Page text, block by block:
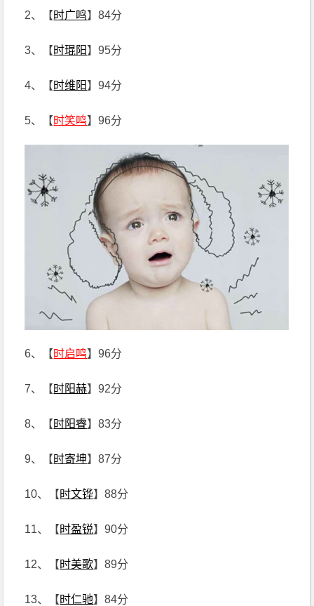
2、【时广鸣】84分
3、【时琨阳】95分
4、【时维阳】94分
5、【时笑鸣】96分
6、【时启鸣】96分
7、【时阳赫】92分
8、【时阳睿】83分
9、【时寄坤】87分
10、【时文铧】88分
11、【时盈锐】90分
12、【时美歌】89分
13、【时仁驰】84分